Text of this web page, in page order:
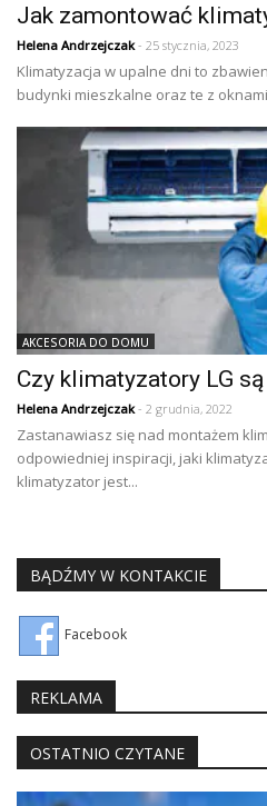
Jak zamontować
Helena Andrzejczak- 25 stycznia, 2023
Klimatyzacja w upalne dni to
budynki mieszkalne oraz te z
AKCESORIA DO DOMU
Czy klimatyzatory LG
Helena Andrzejczak- 2 grudnia, 2022
Zastanawiasz się nad montażem
odpowiedniej inspiracji, jaki
klimatyzator jest...
BĄDŹMY W KONTAKCIE
Facebook
REKLAMA
OSTATNIO CZYTANE